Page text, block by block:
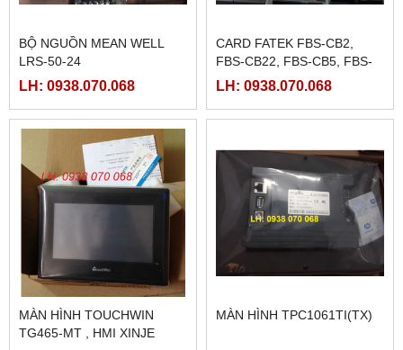
BỘ NGUỒN MEAN WELL
LRS-50-24
LH: 0938.070.068
CARD FATEK FBS-CB2,
FBS-CB22, FBS-CB5, FBS-
CB25, FBS-CB55
LH: 0938.070.068
MÀN HÌNH TOUCHWIN
TG465-MT , HMI XINJE
MÀN HÌNH TPC1061TI(TX)